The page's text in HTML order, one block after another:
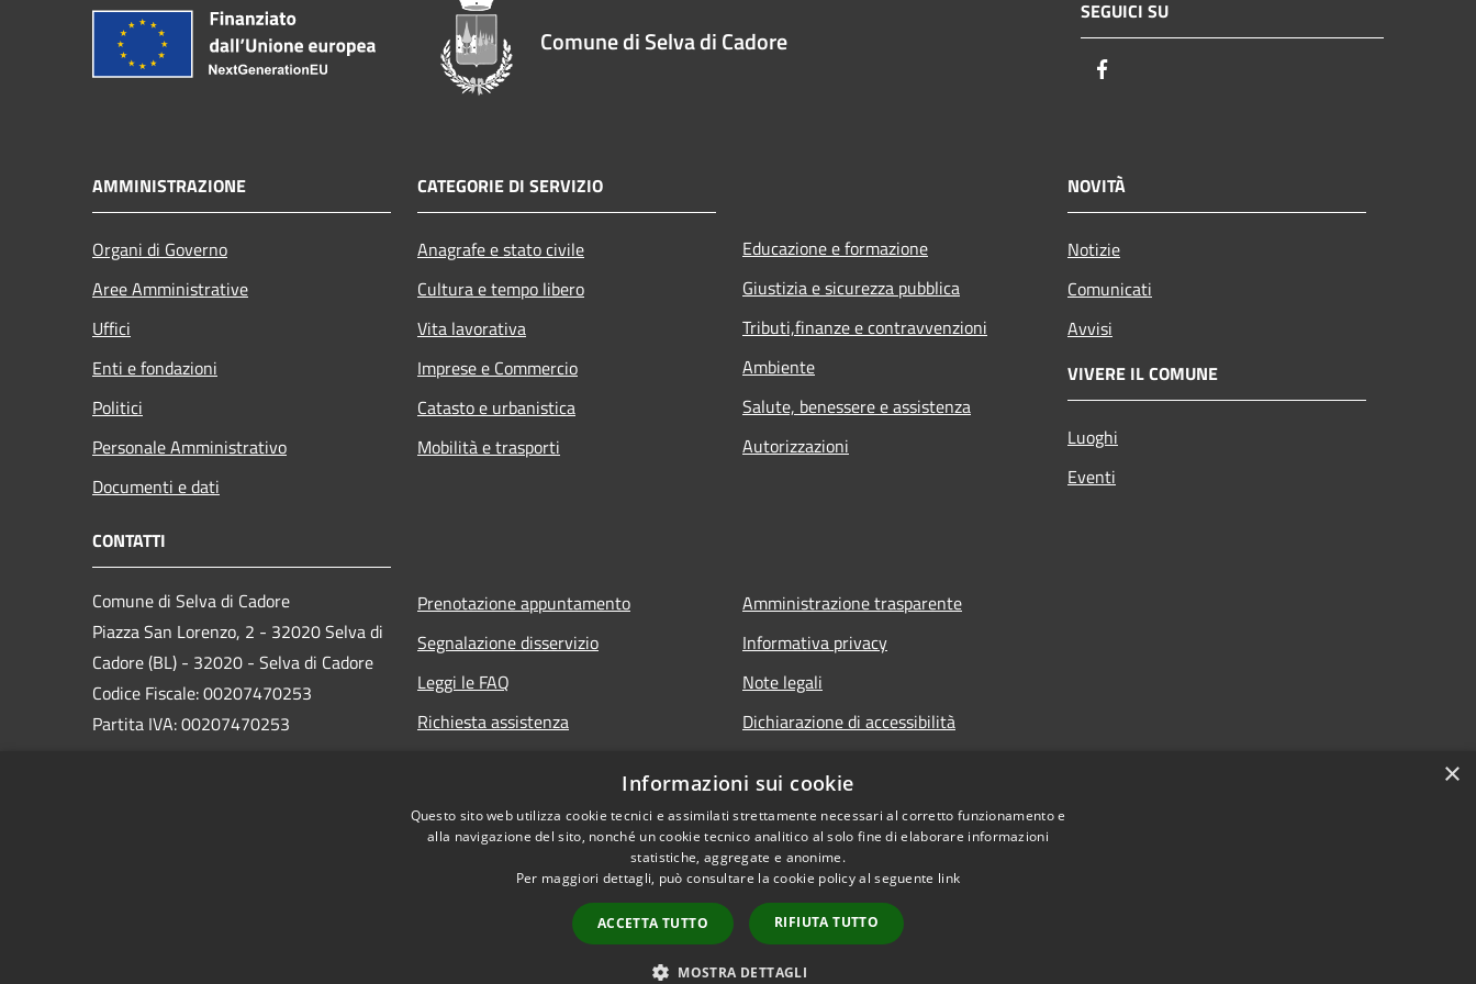
Comune di Selva di Cadore
SEGUICI SU
AMMINISTRAZIONE
Organi di Governo
Aree Amministrative
Uffici
Enti e fondazioni
Politici
Personale Amministrativo
Documenti e dati
CATEGORIE DI SERVIZIO
Anagrafe e stato civile
Cultura e tempo libero
Vita lavorativa
Imprese e Commercio
Catasto e urbanistica
Mobilità e trasporti
Educazione e formazione
Giustizia e sicurezza pubblica
Tributi,finanze e contravvenzioni
Ambiente
Salute, benessere e assistenza
Autorizzazioni
NOVITÀ
Notizie
Comunicati
Avvisi
VIVERE IL COMUNE
Luoghi
Eventi
CONTATTI
Comune di Selva di Cadore
Piazza San Lorenzo, 2 - 32020 Selva di
Cadore (BL) - 32020 - Selva di Cadore
Codice Fiscale: 00207470253
Partita IVA: 00207470253
Prenotazione appuntamento
Segnalazione disservizio
Leggi le FAQ
Richiesta assistenza
Amministrazione trasparente
Informativa privacy
Note legali
Dichiarazione di accessibilità
Copyright © 2026 • Comune di Selva di Cadore • Powered by
×
Informazioni sui cookie
Questo sito web utilizza cookie tecnici e assimilati strettamente necessari al corretto funzionamento e
alla navigazione del sito, nonché un cookie tecnico analitico al solo fine di elaborare informazioni
statistiche, aggregate e anonime.
Per maggiori dettagli, può consultare la cookie policy al seguente link
ACCETTA TUTTO RIFIUTA TUTTO
MOSTRA DETTAGLI